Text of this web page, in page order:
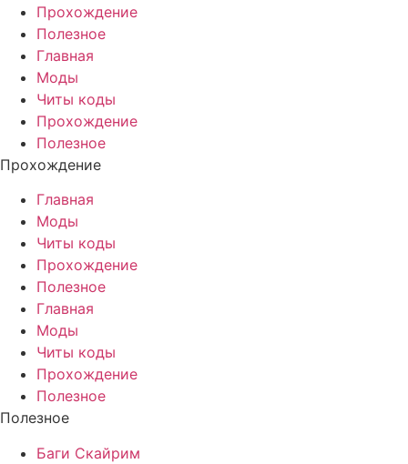
Прохождение
Полезное
Главная
Моды
Читы коды
Прохождение
Полезное
Прохождение
Главная
Моды
Читы коды
Прохождение
Полезное
Главная
Моды
Читы коды
Прохождение
Полезное
Полезное
Баги Скайрим